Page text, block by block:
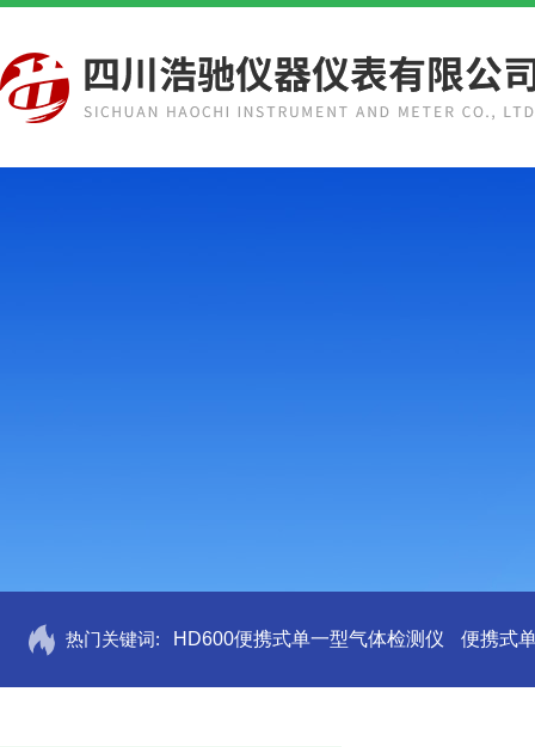
热门关键词: HD600便携式单一型气体检测仪 便携式